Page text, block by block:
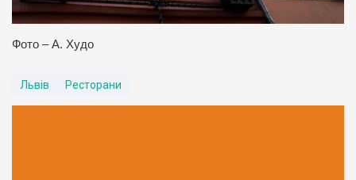
Фото – А. Худо
Львів Ресторани